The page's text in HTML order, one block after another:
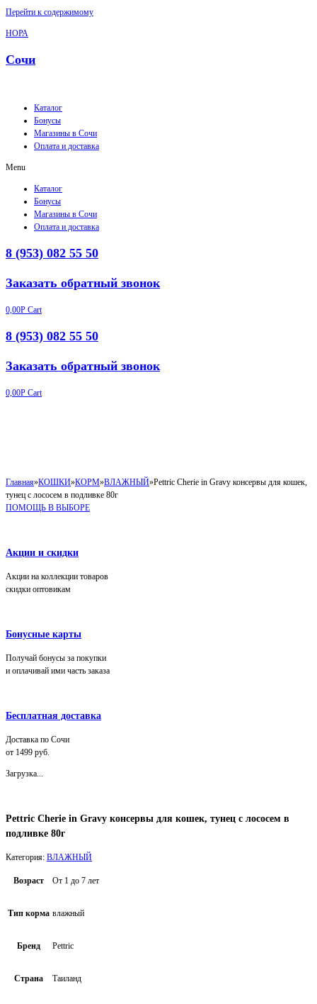
Перейти к содержимому
НОРА
Сочи
Каталог
Бонусы
Магазины в Сочи
Оплата и доставка
Menu
Каталог
Бонусы
Магазины в Сочи
Оплата и доставка
8 (953) 082 55 50
Заказать обратный звонок
0,00Р Cart
8 (953) 082 55 50
Заказать обратный звонок
0,00Р Cart
Главная»КОШКИ»КОРМ»ВЛАЖНЫЙ»Pettric Cherie in Gravy консервы для кошек,
тунец с лососем в подливке 80г
ПОМОЩЬ В ВЫБОРЕ
Акции и скидки
Акции на коллекции товаров
скидки оптовикам
Бонусные карты
Получай бонусы за покупки
и оплачивай ими часть заказа
Бесплатная доставка
Доставка по Сочи
от 1499 руб.
Загрузка...
Pettric Cherie in Gravy консервы для кошек, тунец с лососем в
подливке 80г
Категория: ВЛАЖНЫЙ
Возраст От 1 до 7 лет
Тип корма влажный
Бренд Pettric
Страна Таиланд